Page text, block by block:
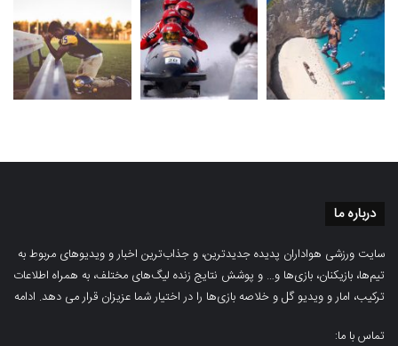
درباره ما
سایت ورزشی هواداران پدیده جدیدترین، و جذاب‌ترین اخبار و ویدیوهای مربوط به
تیم‌ها، بازیکنان، بازی‌ها و… و پوشش نتایج زنده لیگ‌های مختلف، به همراه اطلاعات
ترکیب، امار و ویدیو‌‌ گل‌ و خلاصه بازی‌ها را در اختیار شما عزیزان قرار می دهد. ادامه
تماس با ما: